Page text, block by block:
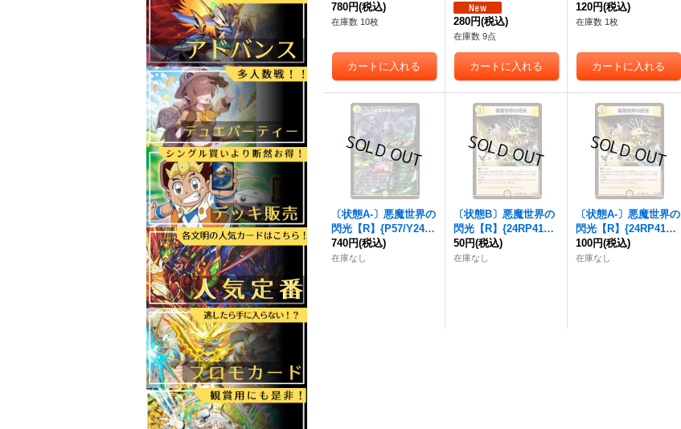
780円(税込)
在庫数 10枚 280円(税込)
在庫数 9点
120円(税込)
在庫数 1枚
〔状態A-〕 悪魔世界の
閃光 【R】{P57/Y24}
《光》
740円(税込)
在庫なし
〔状態B〕 悪魔世界の
閃光 【R】{24RP414/7
6}《光》
50円(税込)
在庫なし
〔状態A-〕 悪魔世界の
閃光 【R】{24RP414/7
6}《光》
100円(税込)
在庫なし